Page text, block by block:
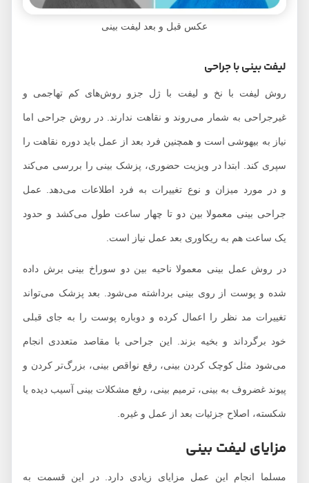
عکس قبل و بعد لیفت بینی
لیفت بینی با جراحی
روش لیفت با نخ و لیفت با ژل جزو روش‌های کم تهاجمی و
غیرجراحی به شمار می‌روند و نقاهت ندارند. در روش جراحی اما
نیاز به بیهوشی است و همچنین فرد بعد از عمل باید دوره نقاهت را
سپری کند. ابتدا در ویزیت حضوری، پزشک بینی را بررسی می‌کند
و در مورد میزان و نوع تغییرات به فرد اطلاعات می‌دهد. عمل
جراحی بینی معمولا بین دو تا چهار ساعت طول می‌کشد و حدود
یک ساعت هم به ریکاوری بعد عمل نیاز است.
در روش عمل بینی معمولا ناحیه بین دو سوراخ بینی برش داده
شده و پوست از روی بینی برداشته می‌شود. بعد پزشک می‌تواند
تغییرات مد نظر را اعمال کرده و دوباره پوست را به جای قبلی
خود برگرداند و بخیه بزند. این جراحی با مقاصد متعددی انجام
می‌شود مثل کوچک کردن بینی، رفع نواقص بینی، بزرگ‌تر کردن و
پیوند غضروف به بینی، ترمیم بینی، رفع مشکلات بینی آسیب دیده یا
شکسته، اصلاح جزئیات بعد از عمل و غیره.
مزایای لیفت بینی
مسلما انجام این عمل مزایای زیادی دارد. در این قسمت به